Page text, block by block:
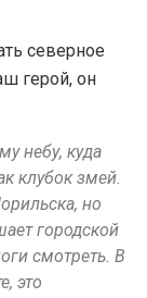
северное
герой, он
небу, куда
клубок змей.
но
городской
смотреть. В
это